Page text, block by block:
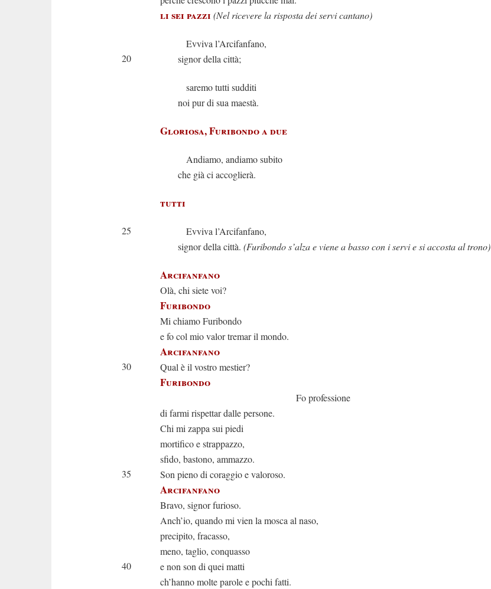
li sei pazzi (Nel ricevere la risposta dei servi cantano)
Evviva l’Arcifanfano,
20
signor della città;
saremo tutti sudditi
noi pur di sua maestà.
Gloriosa, Furibondo a due
Andiamo, andiamo subito
che già ci accoglierà.
tutti
25
Evviva l’Arcifanfano,
signor della città. (Furibondo s’alza e viene a basso con i servi e si accosta al trono)
Arcifanfano
Olà, chi siete voi?
Furibondo
Mi chiamo Furibondo
e fo col mio valor tremar il mondo.
Arcifanfano
30 Qual è il vostro mestier?
Furibondo
Fo professione
di farmi rispettar dalle persone.
Chi mi zappa sui piedi
mortifico e strappazzo,
sfido, bastono, ammazzo.
35
Son pieno di coraggio e valoroso.
Arcifanfano
Bravo, signor furioso.
Anch’io, quando mi vien la mosca al naso,
precipito, fracasso,
meno, taglio, conquasso
40
e non son di quei matti
ch’hanno molte parole e pochi fatti.